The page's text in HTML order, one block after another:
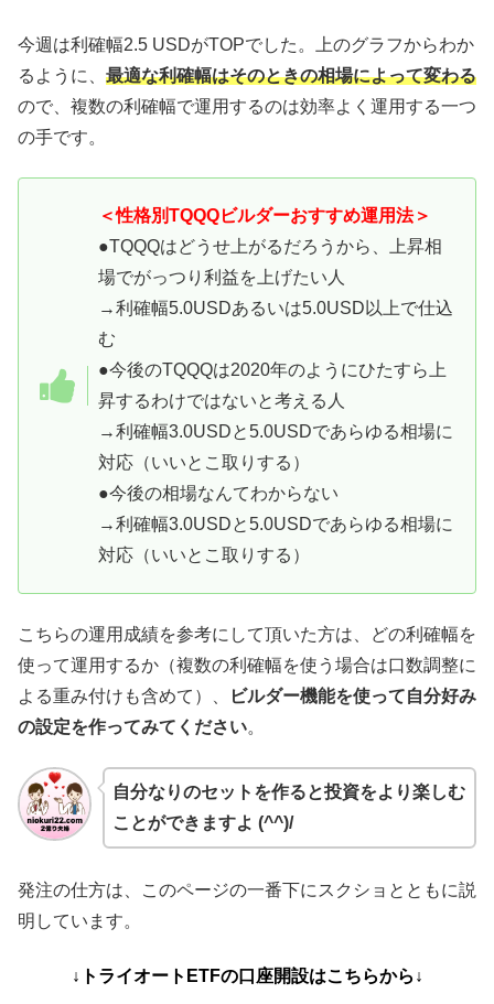
今週は利確幅2.5 USDがTOPでした。上のグラフからわか
るように、 最適な利確幅はそのときの相場によって変わる
ので、複数の利確幅で運用するのは効率よく運用する一つ
の手です。
＜性格別TQQQビルダーおすすめ運用法＞
●TQQQはどうせ上がるだろうから、上昇相
場でがっつり利益を上げたい人
→利確幅5.0USDあるいは5.0USD以上で仕込
む
●今後のTQQQは2020年のようにひたすら上
昇するわけではないと考える人
→利確幅3.0USDと5.0USDであらゆる相場に
対応（いいとこ取りする）
●今後の相場なんてわからない
→利確幅3.0USDと5.0USDであらゆる相場に
対応（いいとこ取りする）
こちらの運用成績を参考にして頂いた方は、どの利確幅を
使って運用するか（複数の利確幅を使う場合は口数調整に
よる重み付けも含めて）、
ビルダー機能を使って自分好み
の設定を作ってみてください。
自分なりのセットを作ると投資をより楽しむ
ことができますよ (^^)/
発注の仕方は、このページの一番下にスクショとともに説
明しています。
↓トライオートETFの口座開設はこちらから↓